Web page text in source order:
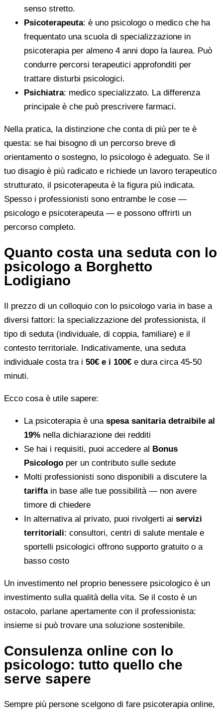
senso stretto.
Psicoterapeuta: è uno psicologo o medico che ha
frequentato una scuola di specializzazione in
psicoterapia per almeno 4 anni dopo la laurea. Può
condurre percorsi terapeutici approfonditi per
trattare disturbi psicologici.
Psichiatra: medico specializzato. La differenza
principale è che può prescrivere farmaci.
Nella pratica, la distinzione che conta di più per te è
questa: se hai bisogno di un percorso breve di
orientamento o sostegno, lo psicologo è adeguato. Se il
tuo disagio è più radicato e richiede un lavoro terapeutico
strutturato, il psicoterapeuta è la figura più indicata.
Spesso i professionisti sono entrambe le cose —
psicologo e psicoterapeuta — e possono offrirti un
percorso completo.
Quanto costa una seduta con lo
psicologo a Borghetto
Lodigiano
Il prezzo di un colloquio con lo psicologo varia in base a
diversi fattori: la specializzazione del professionista, il
tipo di seduta (individuale, di coppia, familiare) e il
contesto territoriale. Indicativamente, una seduta
individuale costa tra i 50€ e i 100€ e dura circa 45-50
minuti.
Ecco cosa è utile sapere:
La psicoterapia è una spesa sanitaria detraibile al
19% nella dichiarazione dei redditi
Se hai i requisiti, puoi accedere al Bonus
Psicologo per un contributo sulle sedute
Molti professionisti sono disponibili a discutere la
tariffain base alle tue possibilità — non avere
timore di chiedere
In alternativa al privato, puoi rivolgerti ai servizi
territoriali: consultori, centri di salute mentale e
sportelli psicologici offrono supporto gratuito o a
basso costo
Un investimento nel proprio benessere psicologico è un
investimento sulla qualità della vita. Se il costo è un
ostacolo, parlane apertamente con il professionista:
insieme si può trovare una soluzione sostenibile.
Consulenza online con lo
psicologo: tutto quello che
serve sapere
Sempre più persone scelgono di fare psicoterapia online,